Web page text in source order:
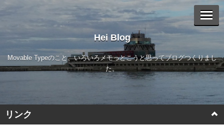
Hei Blog
Movable Typeのこと、いろいろメモっとこうと思ってブログつくりまし
た。
リンク